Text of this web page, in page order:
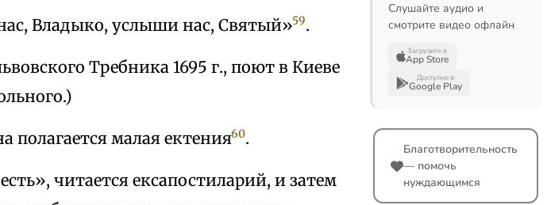
Владыко, услыши нас, Святый»59.
Требника 1695 г., поют в Киеве
полагается малая ектения60.
читается ексапостиларий, и затем
Слушайте аудио и
смотрите видео офлайн
Загрузите в
App Store
Доступно в
Google Play
Благотворительность
— помочь
нуждающимся